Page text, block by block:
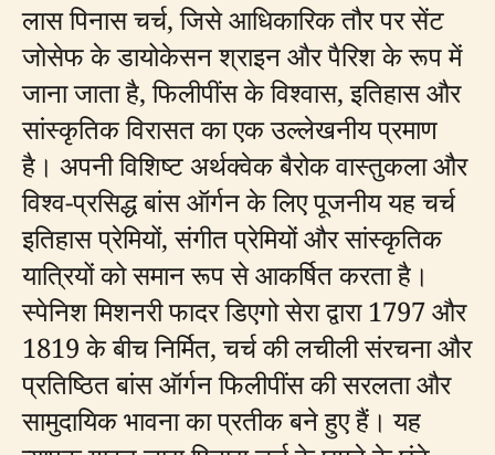
लास पिनास चर्च, जिसे आधिकारिक तौर पर सेंट
जोसेफ के डायोकेसन श्राइन और पैरिश के रूप में
जाना जाता है, फिलीपींस के विश्वास, इतिहास और
सांस्कृतिक विरासत का एक उल्लेखनीय प्रमाण
है। अपनी विशिष्ट अर्थक्वेक बैरोक वास्तुकला और
विश्व-प्रसिद्ध बांस ऑर्गन के लिए पूजनीय यह चर्च
इतिहास प्रेमियों, संगीत प्रेमियों और सांस्कृतिक
यात्रियों को समान रूप से आकर्षित करता है।
स्पेनिश मिशनरी फादर डिएगो सेरा द्वारा 1797 और
1819 के बीच निर्मित, चर्च की लचीली संरचना और
प्रतिष्ठित बांस ऑर्गन फिलीपींस की सरलता और
सामुदायिक भावना का प्रतीक बने हुए हैं। यह